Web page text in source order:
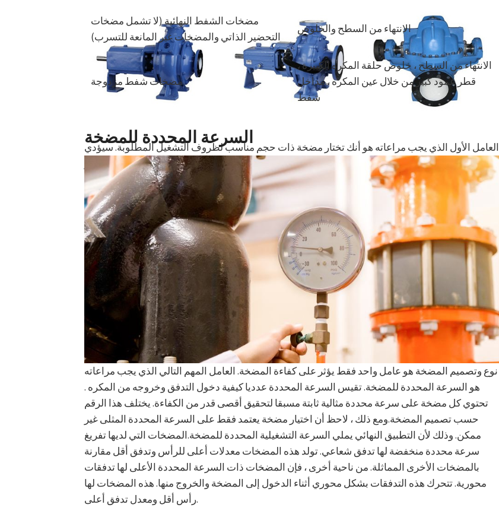
العامل الأول الذي يجب مراعاته هو أنك تختار مضخة ذات حجم مناسب لظروف التشغيل المطلوبة. سيؤدي
اختيار مضخة غير مناسبة للتطبيق النهائي إلى انخفاض كفاءة التشغيل.سواء اخترت مضخة طرد مركزي أو
أي مضخة أخرى ديناميكية روتو ، فهناك مضخات في مجموعة واسعة من الميزات والتكوينات لتلبية
متطلباتك المحددة. على سبيل المثال ، لا تعمل المضخات المناسبة للتعامل مع الطين بشكل جيد للسوائل
الأقل لزوجة مثل الماء. تتميز المضخة التي تتعامل مع السوائل عالية اللزوجة بتصميم خاص مناسب لهذا
التطبيق المحدد.إلى جانب ذلك ، فإن اختلافات التصميم ، والمضخات المصممة لتطبيقات محددة لها العديد
من العوامل الأخرى التي تلعب دورا حاسما في تحديد الكفاءة. لإعطاء مثال ، خذ حالة مضخة توربينية
عمودية. يعتمد عدد المراحل المستخدمة على التطبيق النهائي.لذا ، فإن الخطوة الأولى هي اختيار المضخة
المناسبة المناسبة لتطبيقك المحدد.
مضخات الشفط النهائية (لا تشمل مضخات
التحضير الذاتي والمضخات غير المانعة للتسرب)
الانتهاء من السطح والخلوص
مضخات شفط مزدوجة
الانتهاء من السطح ، خلوص حلقة المكره الكبيرة ،
قطر عمود كبير من خلال عين المكره ، مداخل
شفط
السرعة المحددة للمضخة
نوع وتصميم المضخة هو عامل واحد فقط يؤثر على كفاءة المضخة. العامل المهم التالي الذي يجب مراعاته
هو السرعة المحددة للمضخة. تقيس السرعة المحددة عدديا كيفية دخول التدفق وخروجه من المكره .
تحتوي كل مضخة على سرعة محددة مثالية ثابتة مسبقا لتحقيق أقصى قدر من الكفاءة. يختلف هذا الرقم
حسب تصميم المضخة.ومع ذلك ، لاحظ أن اختيار مضخة يعتمد فقط على السرعة المحددة المثلى غير
ممكن. وذلك لأن التطبيق النهائي يملي السرعة التشغيلية المحددة للمضخة.المضخات التي لديها تفريغ
سرعة محددة منخفضة لها تدفق شعاعي. تولد هذه المضخات معدلات أعلى للرأس وتدفق أقل مقارنة
بالمضخات الأخرى المماثلة. من ناحية أخرى ، فإن المضخات ذات السرعة المحددة الأعلى لها تدفقات
محورية. تتحرك هذه التدفقات بشكل محوري أثناء الدخول إلى المضخة والخروج منها. هذه المضخات لها
رأس أقل ومعدل تدفق أعلى.